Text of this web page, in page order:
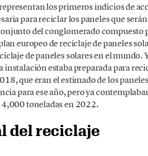
los primeros indicios de
para reciclar los paneles que
del conglomerado compuesto
europeo de reciclaje de paneles
de paneles solares en el
instalación estaba preparada para
que eran el estimado de los
para ese año, pero ya
4,000 toneladas en 2022.
del reciclaje